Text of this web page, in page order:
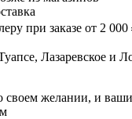
при заказе от 2 000
Лазаревское и
своем желании, и ваши